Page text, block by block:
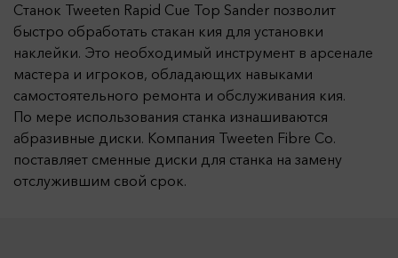
Станок Tweeten Rapid Cue Top Sander позволит
быстро обработать стакан кия для установки
наклейки. Это необходимый инструмент в арсенале
мастера и игроков, обладающих навыками
самостоятельного ремонта и обслуживания кия.
По мере использования станка изнашиваются
абразивные диски. Компания Tweeten Fibre Co.
поставляет сменные диски для станка на замену
отслужившим свой срок.